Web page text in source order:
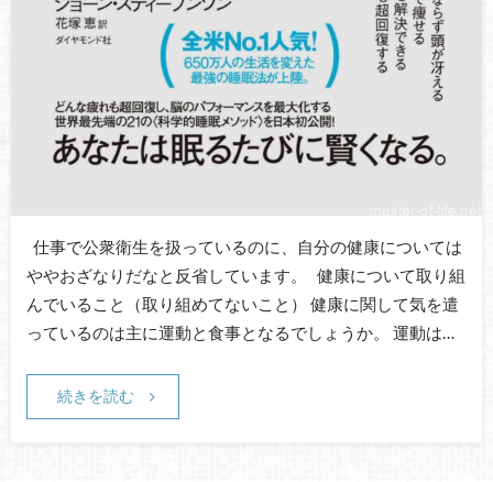
仕事で公衆衛生を扱っているのに、自分の健康については
ややおざなりだなと反省しています。 健康について取り組
んでいること（取り組めてないこと） 健康に関して気を遣
っているのは主に運動と食事となるでしょうか。 運動は…
続きを読む